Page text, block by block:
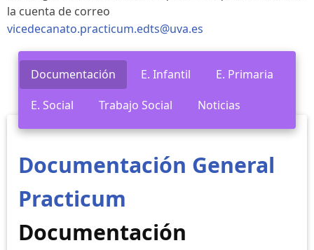
la cuenta de correo
vicedecanato.practicum.edts@uva.es
Documentación E. Infantil
E. Primaria
E. Social
Trabajo Social Noticias
Documentación General
Practicum
Documentación